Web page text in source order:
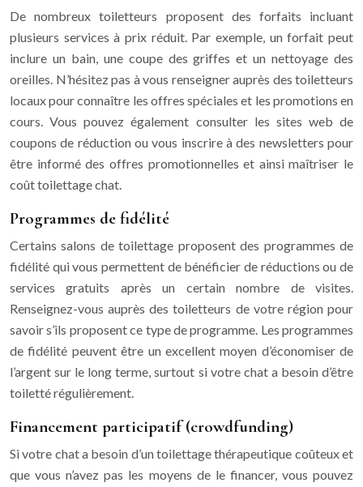
De nombreux toiletteurs proposent des forfaits incluant
plusieurs services à prix réduit. Par exemple, un forfait peut
inclure un bain, une coupe des griffes et un nettoyage des
oreilles. N’hésitez pas à vous renseigner auprès des toiletteurs
locaux pour connaître les offres spéciales et les promotions en
cours. Vous pouvez également consulter les sites web de
coupons de réduction ou vous inscrire à des newsletters pour
être informé des offres promotionnelles et ainsi maîtriser le
coût toilettage chat.
Programmes de fidélité
Certains salons de toilettage proposent des programmes de
fidélité qui vous permettent de bénéficier de réductions ou de
services gratuits après un certain nombre de visites.
Renseignez-vous auprès des toiletteurs de votre région pour
savoir s’ils proposent ce type de programme. Les programmes
de fidélité peuvent être un excellent moyen d’économiser de
l’argent sur le long terme, surtout si votre chat a besoin d’être
toiletté régulièrement.
Financement participatif (crowdfunding)
Si votre chat a besoin d’un toilettage thérapeutique coûteux et
que vous n’avez pas les moyens de le financer, vous pouvez